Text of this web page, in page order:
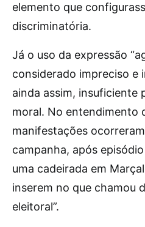
elemento que
discriminatória.
Já o uso da expressão
considerado impreciso e
ainda assim, insuficiente
moral. No entendimento
manifestações
campanha, após
uma cadeirada em
inserem no que chamou
eleitoral”.